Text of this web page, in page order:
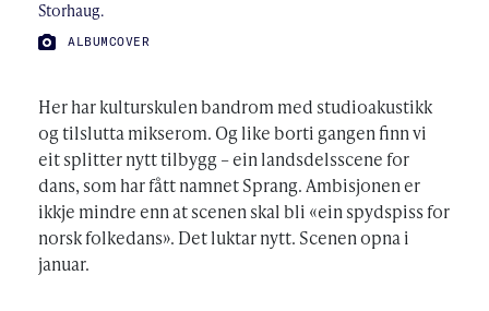
Storhaug.
FOTO:
ALBUMCOVER
Her har kulturskulen bandrom med studioakustikk
og tilslutta mikserom. Og like borti gangen finn vi
eit splitter nytt tilbygg – ein landsdelsscene for
dans, som har fått namnet Sprang. Ambisjonen er
ikkje mindre enn at scenen skal bli «ein spydspiss for
norsk folkedans». Det luktar nytt. Scenen opna i
januar.